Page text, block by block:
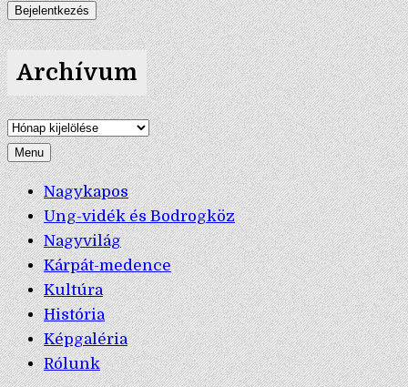
Archívum
Archívum
Menu
Nagykapos
Ung-vidék és Bodrogköz
Nagyvilág
Kárpát-medence
Kultúra
História
Képgaléria
Rólunk